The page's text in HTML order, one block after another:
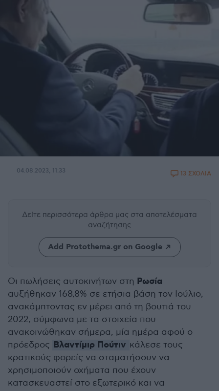
04.08.2023, 11:33 13 ΣΧΟΛΙΑ
Δείτε περισσότερα άρθρα μας στα αποτελέσματα
αναζήτησης
Add Protothema.gr on Google
Οι πωλήσεις αυτοκινήτων στη Ρωσία
αυξήθηκαν 168,8% σε ετήσια βάση τον Ιούλιο,
ανακάμπτοντας εν μέρει από τη βουτιά του
2022, σύμφωνα με τα στοιχεία που
ανακοινώθηκαν σήμερα, μία ημέρα αφού ο
πρόεδρος Βλαντίμιρ Πούτιν κάλεσε τους
κρατικούς φορείς να σταματήσουν να
χρησιμοποιούν οχήματα που έχουν
κατασκευαστεί στο εξωτερικό και να